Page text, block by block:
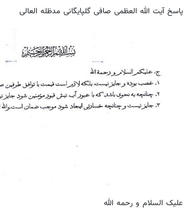
پاسخ آیت الله العظمی صافی گلپایگانی مدظله العالی
علیک السلام و رحمه الله